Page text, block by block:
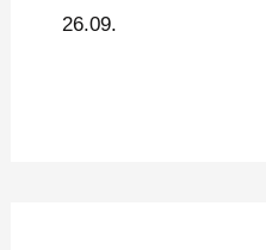
26.09.